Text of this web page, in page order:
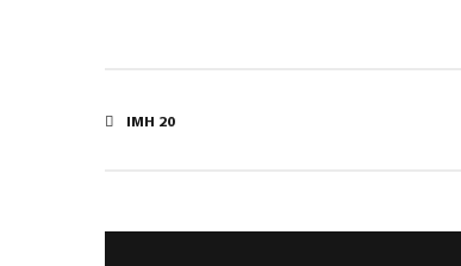
IMH 20